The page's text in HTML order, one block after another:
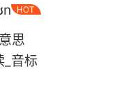
你在过度服用止
HOT
思
_音标